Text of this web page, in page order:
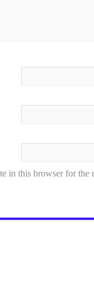
in this browser for the